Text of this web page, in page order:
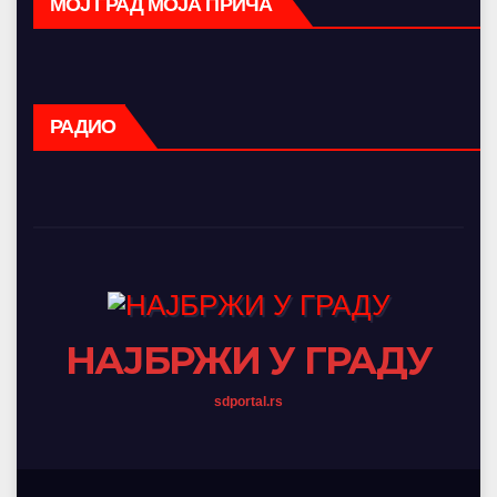
МОЈ ГРАД МОЈА ПРИЧА
РАДИО
НАЈБРЖИ У ГРАДУ
sdportal.rs